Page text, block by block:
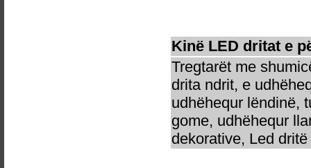
Kinë LED dritat e
Tregtarët me
drita ndrit, e
udhëhequr lëndinë,
gome, udhëhequr
dekorative, Led